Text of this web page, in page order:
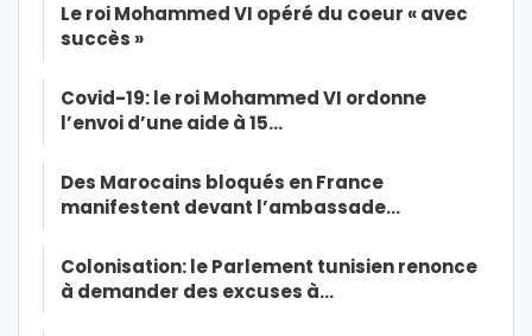
Le roi Mohammed VI opéré du coeur « avec
succès »
Covid-19: le roi Mohammed VI ordonne
l’envoi d’une aide à 15…
Des Marocains bloqués en France
manifestent devant l’ambassade…
Colonisation: le Parlement tunisien renonce
à demander des excuses à…